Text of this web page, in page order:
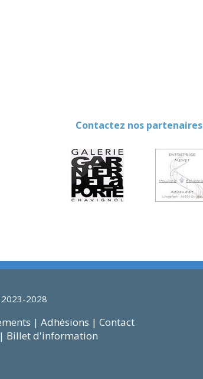
Contactez nos partenaires
2028
| Adhésions | Contact
Billet d'information